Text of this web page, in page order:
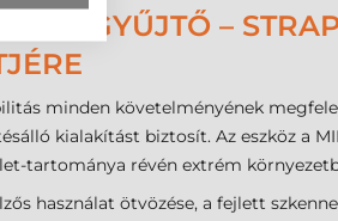
–
minden követelményének
kialakítást biztosít. Az eszköz a
tartománya révén extrém
használat ötvözése, a fejlett